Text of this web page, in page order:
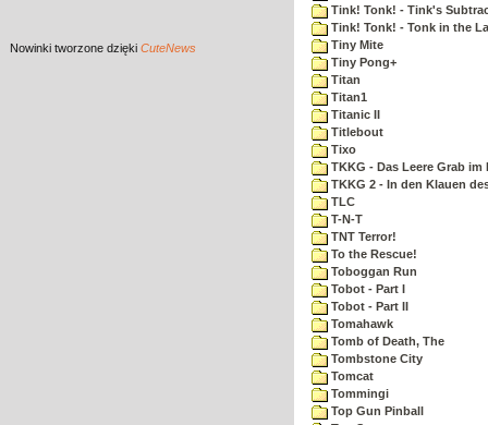
Nowinki tworzone dzięki CuteNews
Tink! Tonk! - Tink's
Tink! Tonk! - Tonk in the
Tiny Mite
Tiny Pong+
Titan
Titan1
Titanic II
Titlebout
Tixo
TKKG - Das Leere Grab im
TKKG 2 - In den Klauen
TLC
T-N-T
TNT Terror!
To the Rescue!
Toboggan Run
Tobot - Part I
Tobot - Part II
Tomahawk
Tomb of Death, The
Tombstone City
Tomcat
Tommingi
Top Gun Pinball